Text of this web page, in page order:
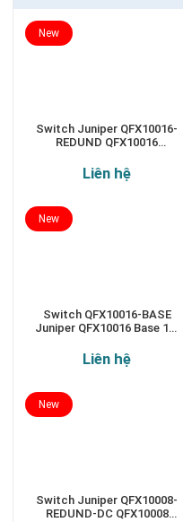
Switch Juniper QFX10016-
REDUND QFX10016
Liên hệ
New
Switch QFX10016-BASE
Juniper QFX10016 Base 16-
Liên hệ
New
Switch Juniper QFX10008-
REDUND-DC QFX10008
New